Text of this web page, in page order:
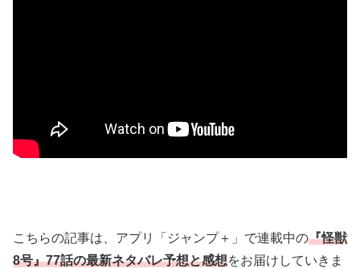
こちらの記事は、アプリ「ジャンプ＋」で連載中の『怪獣
8号』77話の最新ネタバレ予想と感想をお届けしていきま